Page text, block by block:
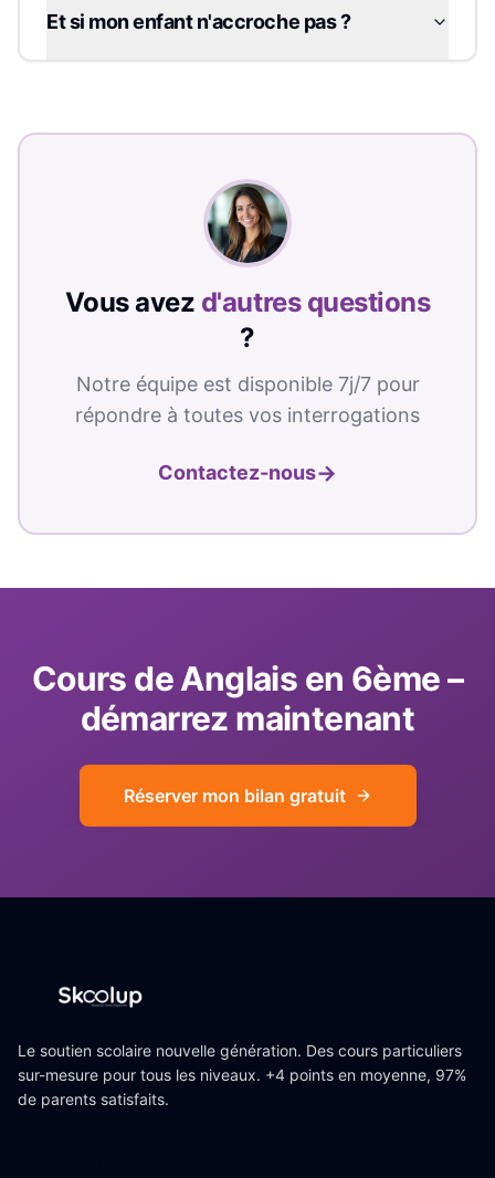
Et si mon enfant n'accroche pas ?
Vous avez d'autres questions
?
Notre équipe est disponible 7j/7 pour
répondre à toutes vos interrogations
Contactez-nous→
Cours deAnglais en 6ème–
démarrez maintenant
Réserver mon bilan gratuit
Le soutien scolaire nouvelle génération. Des cours particuliers
sur-mesure pour tous les niveaux. +4 points en moyenne, 97%
de parents satisfaits.